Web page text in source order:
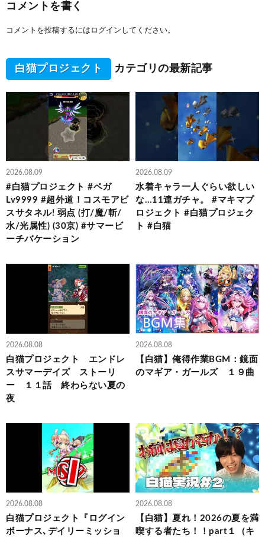
コメントを書く
コメントを投稿するには ログイン してください。
白猫プロジェクト カテゴリの最新記事
2026.08.09
#白猫プロジェクト #ベガ
Lv9999 #超外道！コスモアビ
スサタネル! 弱点 (打/魔/斬/
水/光属性) (30京) #サマービ
ーチバケーション
2026.08.09
水着キャラ一人ぐらい欲しい
な…11連ガチャ。 #マキマプ
ロジェクト #白猫プロジェク
ト #白猫
2026.08.08
白猫プロジェクト エンドレ
スサマーデイズ ストーリ
ー １１話 終わらない夏の
夜
2026.08.08
【白猫】俺得作業BGM：鏡面
のマギア・ガールズ １９曲
2026.08.08
白猫プロジェクト『ログイン
ボーナス､デイリーミッショ
2026.08.08
【白猫】夏れ！2026の夏を満
喫する者たち！！part１（キ